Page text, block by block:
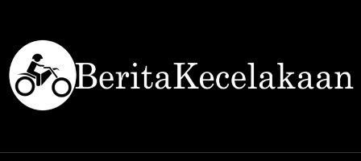
content